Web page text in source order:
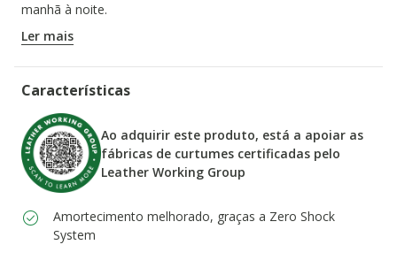
manhã à noite.
CÓDIGO DO ARTIGO:
Ler mais
Características
Ao adquirir este produto, está a apoiar as
fábricas de curtumes certificadas pelo
Leather Working Group
Amortecimento melhorado, graças a Zero Shock
System